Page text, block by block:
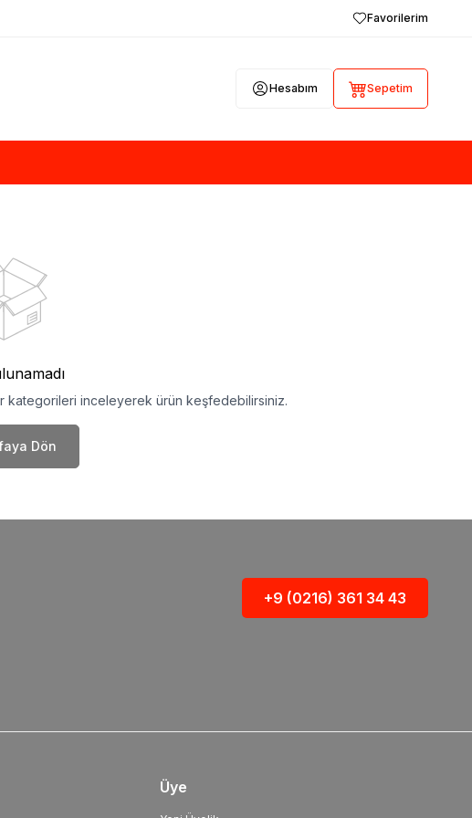
Favorilerim
Hesabım Sepetim
kategorileri inceleyerek ürün keşfedebilirsiniz.
Dön
+9 (0216) 361 34 43
Üye